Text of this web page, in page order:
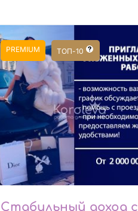
PREMIUM ТОП-10
Стабильный доход с